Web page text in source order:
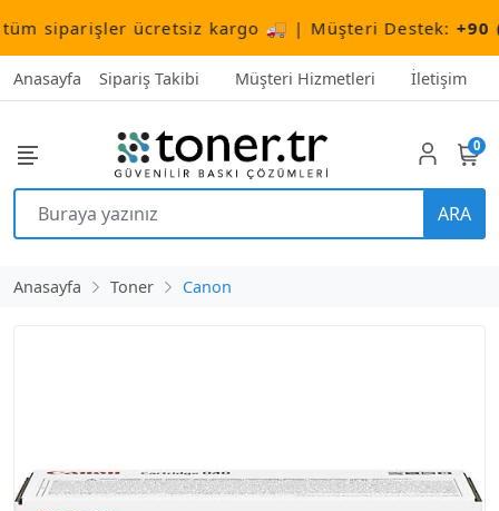
siparişler ücretsiz kargo 🚚 | Müşteri Destek:+90
Anasayfa Sipariş Takibi Müşteri Hizmetleri İletişim
ARA
0
Anasayfa Toner Canon